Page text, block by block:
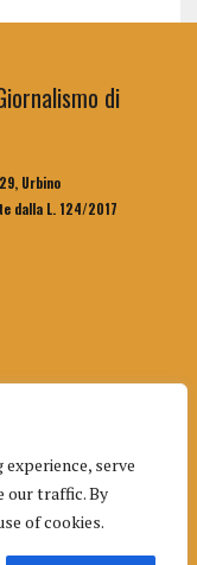
serve
our traffic. By
of cookies.
di
Urbino
dalla L. 124/2017